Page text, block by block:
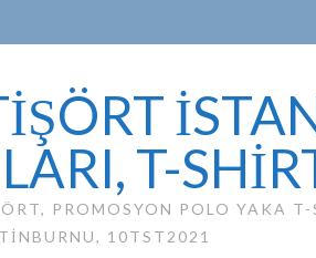
T-
PROMOSYON POLO YAKA
10TST2021